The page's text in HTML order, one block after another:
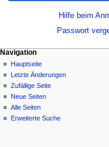
Hilfe beim
Passwort
Navigation
Hauptseite
Letzte Änderungen
Zufällige Seite
Neue Seiten
Alle Seiten
Erweiterte Suche